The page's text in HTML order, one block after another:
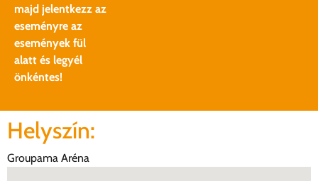
majd jelentkezz az
eseményre az
események fül
alatt és legyél
önkéntes!
Helyszín:
Groupama Aréna